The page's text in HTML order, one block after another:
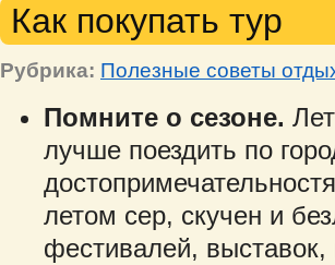
Как покупать тур
Рубрика: Полезные советы
Помните о сезоне.
лучше поездить по
летом сер, скучен и
фестивалей,